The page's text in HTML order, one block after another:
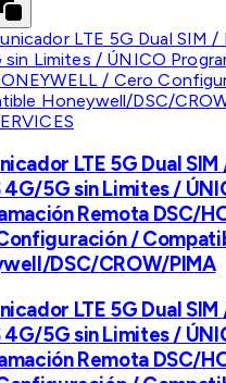
LTE 5G Dual SIM
4G/5G sin Limites /
Remota DSC/
/
DSC/CROW/PIMA
LTE 5G Dual SIM
4G/5G sin Limites /
Remota DSC/